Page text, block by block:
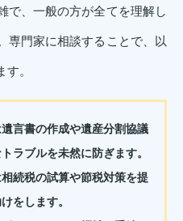
で、一般の方が全てを理解し
専門家に相談することで、以
。
言書の作成や遺産分割協議
ラブルを未然に防ぎます。
続税の試算や節税対策を提
をします。